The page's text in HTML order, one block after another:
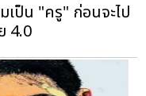
ป็น "ครู" ก่อนจะไป
4.0